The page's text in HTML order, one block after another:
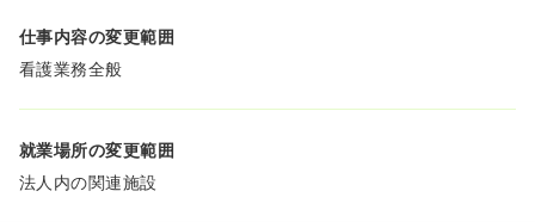
仕事内容の変更範囲
看護業務全般
就業場所の変更範囲
法人内の関連施設